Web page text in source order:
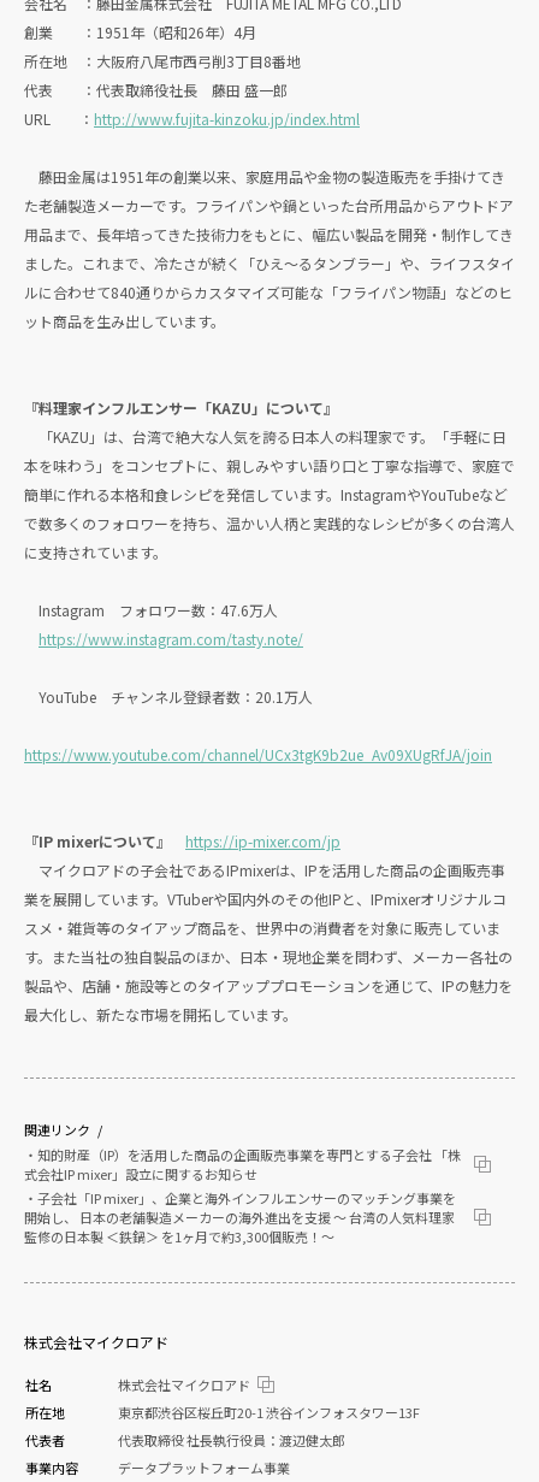
創業 ：1951年（昭和26年）4月
所在地 ：大阪府八尾市西弓削3丁目8番地
代表 ：代表取締役社長 藤田 盛一郎
URL ： http://www.fujita-kinzoku.jp/index.html
藤田金属は1951年の創業以来、家庭用品や金物の製造販売を手掛けてき
た老舗製造メーカーです。フライパンや鍋といった台所用品からアウトドア
用品まで、長年培ってきた技術力をもとに、幅広い製品を開発・制作してき
ました。これまで、冷たさが続く「ひえ～るタンブラー」や、ライフスタイ
ルに合わせて840通りからカスタマイズ可能な「フライパン物語」などのヒ
ット商品を生み出しています。
『料理家インフルエンサー「KAZU」について』
「KAZU」は、台湾で絶大な人気を誇る日本人の料理家です。「手軽に日
本を味わう」をコンセプトに、親しみやすい語り口と丁寧な指導で、家庭で
簡単に作れる本格和食レシピを発信しています。InstagramやYouTubeなど
で数多くのフォロワーを持ち、温かい人柄と実践的なレシピが多くの台湾人
に支持されています。
Instagram フォロワー数：47.6万人
https://www.instagram.com/tasty.note/
YouTube チャンネル登録者数：20.1万人
https://www.youtube.com/channel/UCx3tgK9b2ue_Av09XUgRfJA/join
『IP mixerについて』
https://ip-mixer.com/jp
マイクロアドの子会社であるIPmixerは、IPを活用した商品の企画販売事
業を展開しています。VTuberや国内外のその他IPと、IPmixerオリジナルコ
スメ・雑貨等のタイアップ商品を、世界中の消費者を対象に販売していま
す。また当社の独自製品のほか、日本・現地企業を問わず、メーカー各社の
製品や、店舗・施設等とのタイアッププロモーションを通じて、IPの魅力を
最大化し、新たな市場を開拓しています。
関連リンク
・知的財産（IP）を活用した商品の企画販売事業を専門とする子会社 「株
式会社IP mixer」設立に関するお知らせ
・子会社「IP mixer」、企業と海外インフルエンサーのマッチング事業を
開始し、 日本の老舗製造メーカーの海外進出を支援 〜 台湾の人気料理家
監修の日本製 ＜鉄鍋＞ を1ヶ月で約3,300個販売！〜
株式会社マイクロアド
社名
株式会社マイクロアド
所在地
東京都渋谷区桜丘町20-1 渋谷インフォスタワー13F
代表者
代表取締役 社長執行役員：渡辺健太郎
事業内容
データプラットフォーム事業